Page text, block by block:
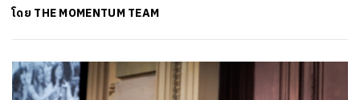
โดย THE MOMENTUM TEAM